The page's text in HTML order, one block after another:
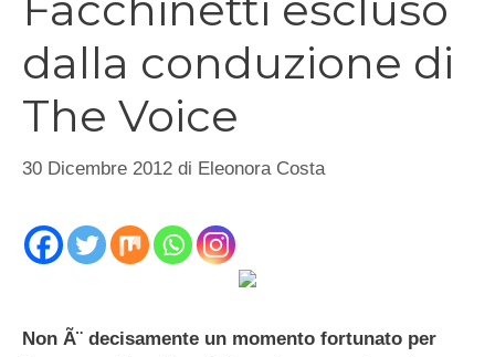
dalla conduzione di
The Voice
30 Dicembre 2012 di Eleonora Costa
Non Ã¨ decisamente un momento fortunato per